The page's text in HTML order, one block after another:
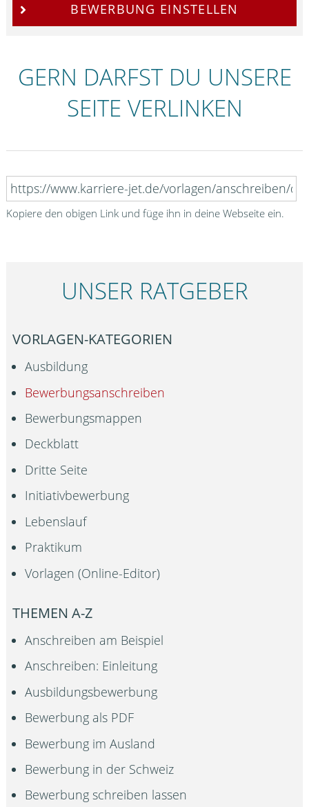
BEWERBUNG EINSTELLEN
GERN DARFST DU UNSERE
SEITE VERLINKEN
Kopiere den obigen Link und füge ihn in deine Webseite ein.
UNSER RATGEBER
VORLAGEN-KATEGORIEN
Ausbildung
Bewerbungsanschreiben
Bewerbungsmappen
Deckblatt
Dritte Seite
Initiativbewerbung
Lebenslauf
Praktikum
Vorlagen (Online-Editor)
THEMEN A-Z
Anschreiben am Beispiel
Anschreiben: Einleitung
Ausbildungsbewerbung
Bewerbung als PDF
Bewerbung im Ausland
Bewerbung in der Schweiz
Bewerbung schreiben lassen